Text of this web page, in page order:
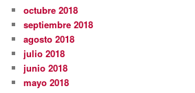
octubre 2018
septiembre 2018
agosto 2018
julio 2018
junio 2018
mayo 2018